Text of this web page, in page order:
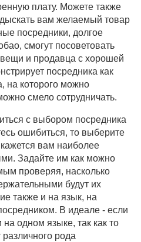
плату. Можете также
вам желаемый товар
посредники, долгое
смогут посоветовать
и продавца с хорошей
посредника как
на которого можно
смело сотрудничать.
с выбором посредника
ошибиться, то выберите
вам наиболее
Задайте им как можно
проверяя, насколько
будут их
также и на язык, на
В идеале - если
одном языке, так как то
рода